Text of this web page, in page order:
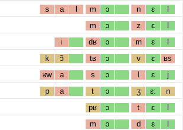
s a l m ɔ n ɛ l
m ɔ z ɛ l
i dʁ ɔ m ɛ l
k ɔ̃ tʁ ɔ v ɛ ʁs
ʁw a s ɔ l ɛ j
p a t ɔ ʒ ɛː n
pʁ ɔ t ɛ l
m ɔ d ɛ l